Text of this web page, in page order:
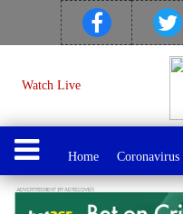
Watch Live
Home Coronavirus